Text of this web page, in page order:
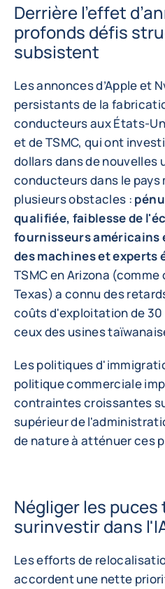
Derrière l’effet
profonds défis
subsistent
Les annonces d’Apple et
persistants de la
conducteurs aux États-
et de TSMC, qui ont
dollars dans de nouvelles
conducteurs dans le
plusieurs obstacles :
qualifiée, faiblesse de
fournisseurs américains
des machines et experts
TSMC en Arizona
Texas) a connu des
coûts d'exploitation de 30
ceux des usines
Les politiques
politique commerciale
contraintes croissantes
supérieur de
de nature à atténuer ces
Négliger les
surinvestir dans
Les efforts de
accordent une nette